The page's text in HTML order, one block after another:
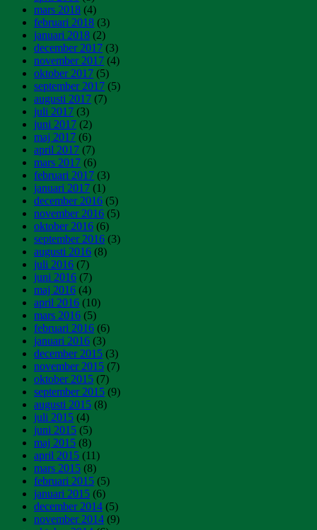
mars 2018 (4)
februari 2018 (3)
januari 2018 (2)
december 2017 (3)
november 2017 (4)
oktober 2017 (5)
september 2017 (5)
augusti 2017 (7)
juli 2017 (3)
juni 2017 (2)
maj 2017 (6)
april 2017 (7)
mars 2017 (6)
februari 2017 (3)
januari 2017 (1)
december 2016 (5)
november 2016 (5)
oktober 2016 (6)
september 2016 (3)
augusti 2016 (8)
juli 2016 (7)
juni 2016 (7)
maj 2016 (4)
april 2016 (10)
mars 2016 (5)
februari 2016 (6)
januari 2016 (3)
december 2015 (3)
november 2015 (7)
oktober 2015 (7)
september 2015 (9)
augusti 2015 (8)
juli 2015 (4)
juni 2015 (5)
maj 2015 (8)
april 2015 (11)
mars 2015 (8)
februari 2015 (5)
januari 2015 (6)
december 2014 (5)
november 2014 (9)